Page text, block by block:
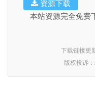
本站资源完全免费
下载链接更
版权投诉：
资源下载